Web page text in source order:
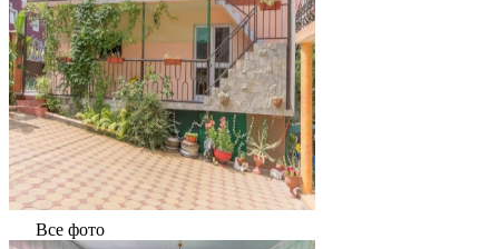
Все фото